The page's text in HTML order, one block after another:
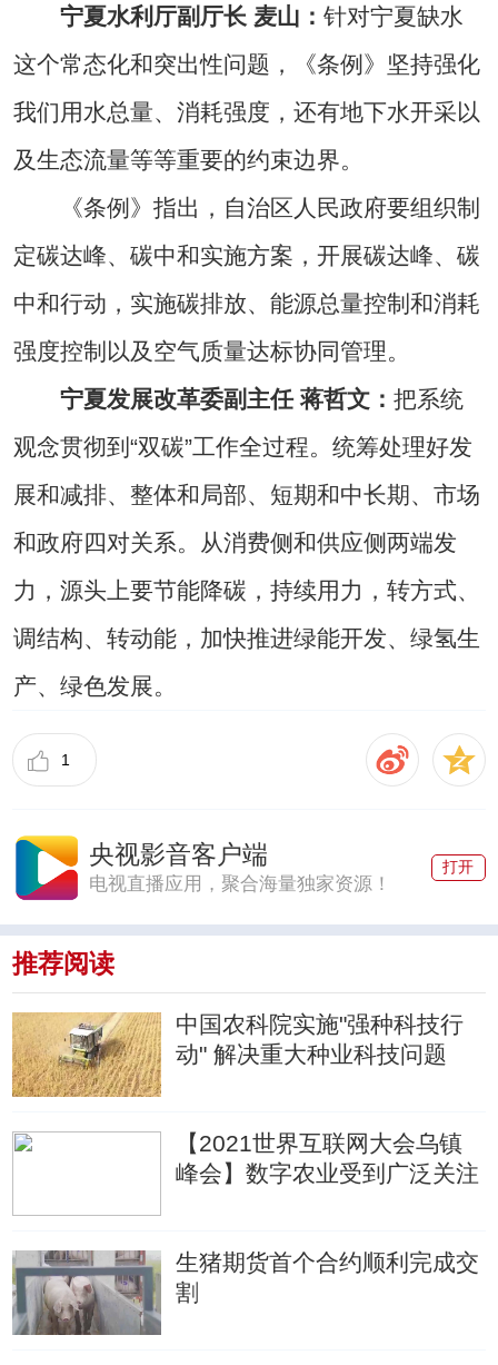
宁夏水利厅副厅长 麦山： 针对宁夏缺水
这个常态化和突出性问题，《条例》坚持强化
我们用水总量、消耗强度，还有地下水开采以
及生态流量等等重要的约束边界。
《条例》指出，自治区人民政府要组织制
定碳达峰、碳中和实施方案，开展碳达峰、碳
中和行动，实施碳排放、能源总量控制和消耗
强度控制以及空气质量达标协同管理。
宁夏发展改革委副主任 蒋哲文： 把系统
观念贯彻到“双碳”工作全过程。统筹处理好发
展和减排、整体和局部、短期和中长期、市场
和政府四对关系。从消费侧和供应侧两端发
力，源头上要节能降碳，持续用力，转方式、
调结构、转动能，加快推进绿能开发、绿氢生
产、绿色发展。
1
央视影音客户端
电视直播应用，聚合海量独家资源！
打开
推荐阅读
中国农科院实施"强种科技行
动" 解决重大种业科技问题
【2021世界互联网大会乌镇
峰会】数字农业受到广泛关注
生猪期货首个合约顺利完成交
割